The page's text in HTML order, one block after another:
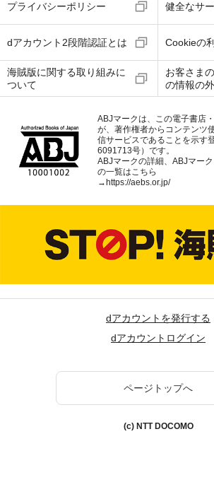
プライバシーポリシー 健全なサ
dアカウント2段階認証とは Cookieの
海賊版に関する取り組みに
ついて
お客さま
の情報の
ABJマークは、この電子書店
が、著作権者からコンテンツ
信サービスであることを示す
6091713号）です。
ABJマークの詳細、ABJマー
の一覧はこちら
→ https://aebs.or.jp/
dアカウントを発行する
dアカウントログイン
ページトップへ
(c) NTT DOCOMO